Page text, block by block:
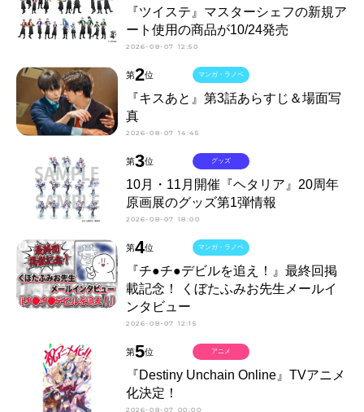
『ツイステ』マスターシェフの新規ア
ート使用の商品が10/24発売
2026-08-07 12:50
第2位
『キスあと』第3話あらすじ＆場面写
真
2026-08-07 14:45
マンガ・ラノベ
第3位
10月・11月開催『ヘタリア』20周年
原画展のグッズ第1弾情報
2026-08-07 18:00
グッズ
第4位
『チ●チ●デビルを追え！』最終回掲
載記念！ くぼたふみお先生メールイ
ンタビュー
2026-08-07 12:15
マンガ・ラノベ
第5位
『Destiny Unchain Online』TVアニメ
化決定！
2026-08-07 00:00
アニメ